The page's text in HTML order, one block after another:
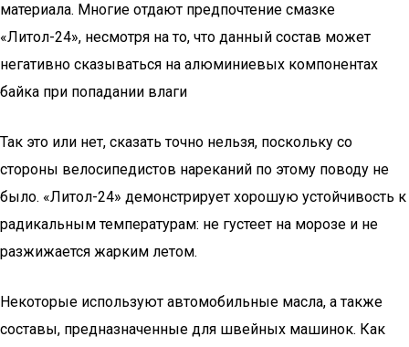
материала. Многие отдают предпочтение смазке
«Литол-24», несмотря на то, что данный состав может
негативно сказываться на алюминиевых компонентах
байка при попадании влаги
Так это или нет, сказать точно нельзя, поскольку со
стороны велосипедистов нареканий по этому поводу не
было. «Литол-24» демонстрирует хорошую устойчивость к
радикальным температурам: не густеет на морозе и не
разжижается жарким летом.
Некоторые используют автомобильные масла, а также
составы, предназначенные для швейных машинок. Как